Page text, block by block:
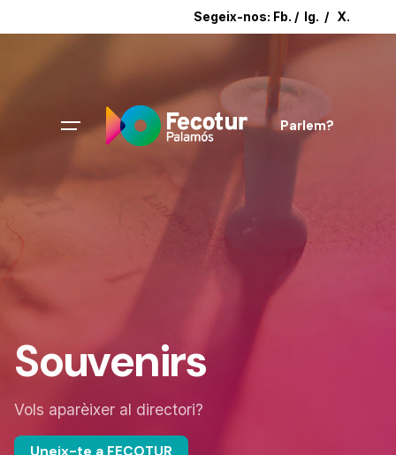
Segeix-nos: Fb. / Ig. / X.
Parlem?
Souvenirs
Vols aparèixer al directori?
Uneix-te a FECOTUR